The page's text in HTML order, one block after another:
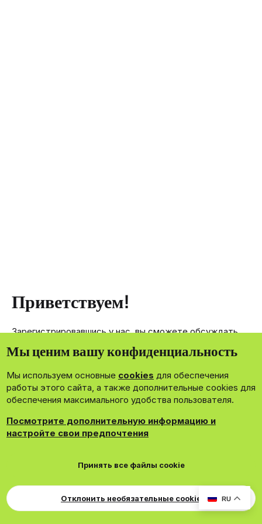
RU
Приветствуем!
Зарегистрировавшись у нас, вы сможете обсуждать,
членам нашего сообщества.
Зарегистрироваться сейчас!
DohTheme
Cookies Russian Обратная связь
Поддержка
Для правообладателей
EN Soundmain
Условия и правила
Политика конфиденциальности
Мы ценим вашу конфиденциальность
Мы используем основные cookies для обеспечения
работы этого сайта, а также дополнительные cookies для
обеспечения максимального удобства пользователя.
Посмотрите дополнительную информацию и
настройте свои предпочтения
Принять все файлы cookie
Отклонить необязательные cookie